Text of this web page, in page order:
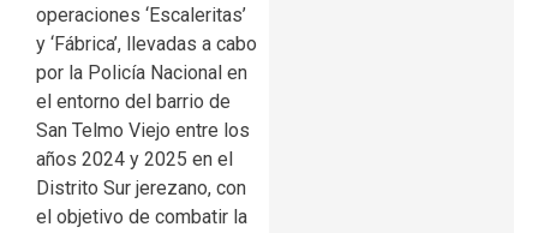
operaciones ‘Escaleritas’
y ‘Fábrica’, llevadas a cabo
por la Policía Nacional en
el entorno del barrio de
San Telmo Viejo entre los
años 2024 y 2025 en el
Distrito Sur jerezano, con
el objetivo de combatir la